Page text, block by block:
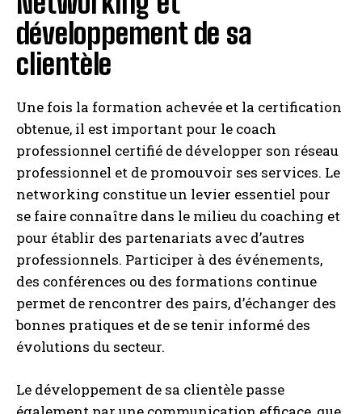
développement de sa
clientèle
Une fois la formation achevée et la certification
obtenue, il est important pour le coach
professionnel certifié de développer son réseau
professionnel et de promouvoir ses services. Le
networking constitue un levier essentiel pour
se faire connaître dans le milieu du coaching et
pour établir des partenariats avec d’autres
professionnels. Participer à des événements,
des conférences ou des formations continue
permet de rencontrer des pairs, d’échanger des
bonnes pratiques et de se tenir informé des
évolutions du secteur.
Le développement de sa clientèle passe